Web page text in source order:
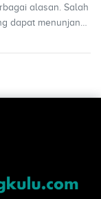
alasan. Salah
dapat menunjang